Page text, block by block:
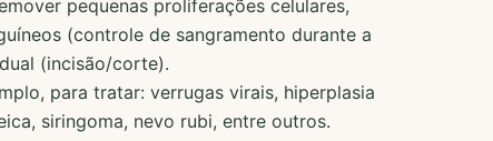
pequenas proliferações celulares,
(controle de sangramento durante a
(incisão/corte).
para tratar: verrugas virais, hiperplasia
siringoma, nevo rubi, entre outros.